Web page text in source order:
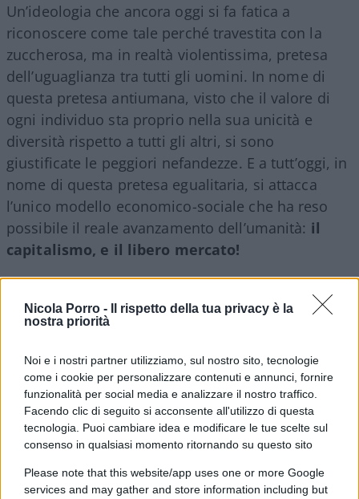
Nicola Porro -
Il rispetto della tua privacy è la
nostra priorità
Noi e i nostri partner utilizziamo, sul nostro sito, tecnologie
come i cookie per personalizzare contenuti e annunci, fornire
funzionalità per social media e analizzare il nostro traffico.
Facendo clic di seguito si acconsente all'utilizzo di questa
tecnologia. Puoi cambiare idea e modificare le tue scelte sul
consenso in qualsiasi momento ritornando su questo sito
Please note that this website/app uses one or more Google
services and may gather and store information including but
Un’ideologia che ancora oggi si fa fatica a
riconoscere come tale perché travestita con la
zuccherosa, ma in realtà violentissima, pretesa
dell’uguaglianza tra tutti gli uomini. In nome di
questa pretesa antiumana, visto che il valore di
ogni individuo sta proprio nella sua unicità e
diversità rispetto a tutti gli altri, si sono
giustificate le peggiori nefandezze. E a tutt’oggi, in
nome di questa pretesa egualitaria, si attacca
l’unico modello economico-sociale che ha reso
possibile il reale avanzamento dell’umanità: il
capitalismo, e il libero mercato!
È quindi quanto mai necessario e tempestivo il
(Liberilibri) perché l’autore spiega, in modo
definitivo,il successo senza precedenti del
capitalismoe come, di fatto, non ci siano
alternative ad esso. O, meglio, l’alternativa c’è,
come sempre, ed è la decrescita, l’aumento della
povertà, la riduzione del benessere. Norberg,
giustamente, ha avvertito il bisogno di tirare le fila